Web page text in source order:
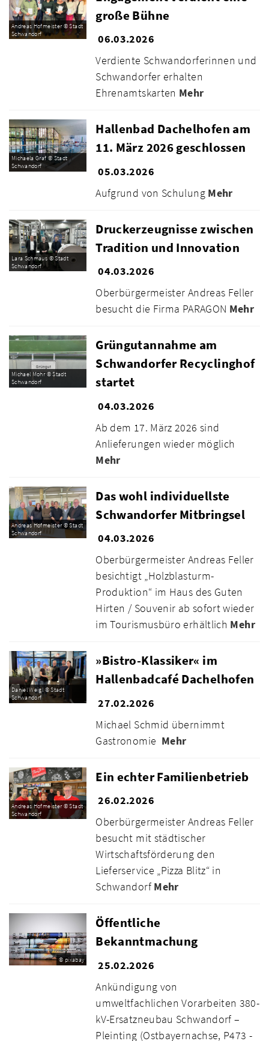
Andreas Hofmeister © Stadt
Schwandorf
große Bühne
06.03.2026
Verdiente Schwandorferinnen und
Schwandorfer erhalten
Ehrenamtskarten Mehr
Michaela Graf © Stadt
Schwandorf
Hallenbad Dachelhofen am
11. März 2026 geschlossen
05.03.2026
Aufgrund von Schulung Mehr
Lara Schmaus © Stadt
Schwandorf
Druckerzeugnisse zwischen
Tradition und Innovation
04.03.2026
Oberbürgermeister Andreas Feller
besucht die Firma PARAGON Mehr
Michael Mohr © Stadt
Schwandorf
Grüngutannahme am
Schwandorfer Recyclinghof
startet
04.03.2026
Ab dem 17. März 2026 sind
Anlieferungen wieder möglich
Mehr
Andreas Hofmeister © Stadt
Schwandorf
Das wohl individuellste
Schwandorfer Mitbringsel
04.03.2026
Oberbürgermeister Andreas Feller
besichtigt „Holzblasturm-
Produktion“ im Haus des Guten
Hirten / Souvenir ab sofort wieder
im Tourismusbüro erhältlich Mehr
Daniel Weigl © Stadt
Schwandorf
»Bistro-Klassiker« im
Hallenbadcafé Dachelhofen
27.02.2026
Michael Schmid übernimmt
Gastronomie Mehr
Andreas Hofmeister © Stadt
Schwandorf
Ein echter Familienbetrieb
26.02.2026
Oberbürgermeister Andreas Feller
besucht mit städtischer
Wirtschaftsförderung den
Lieferservice „Pizza Blitz“ in
Schwandorf Mehr
© pixabay
Öffentliche
Bekanntmachung
25.02.2026
Ankündigung von
umweltfachlichen Vorarbeiten 380-
kV-Ersatzneubau Schwandorf –
Pleinting (Ostbayernachse, P473 -